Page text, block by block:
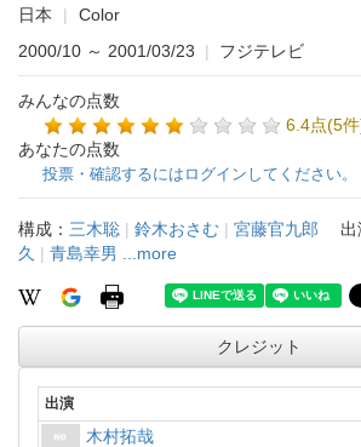
日本
Color
2000/10 ～ 2001/03/23 | フジテレビ
みんなの点数
6.4点(5
あなたの点数
投票・確認するにはログインしてください。
構成： 三木聡 | 鈴木おさむ | 宮藤官九郎 出
久 | 青島幸男 ...more
クレジット
出演
木村拓哉